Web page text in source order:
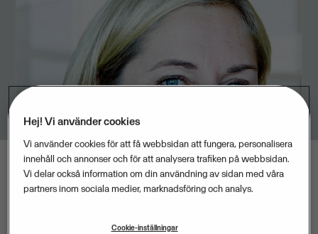
Hej! Vi använder cookies
Vi använder cookies för att få webbsidan att fungera, personalisera
innehåll och annonser och för att analysera trafiken på webbsidan.
Vi delar också information om din användning av sidan med våra
partners inom sociala medier, marknadsföring och analys.
Cookie-inställningar